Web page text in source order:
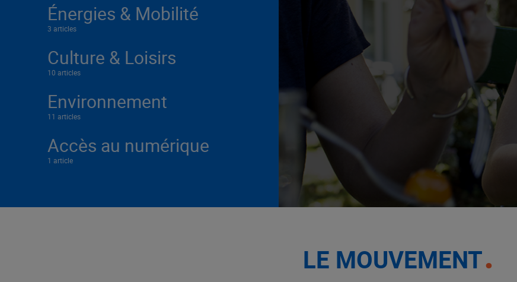
La Grande Rencontre 2024,
Énergies & Mobilité
3 articles
Culture & Loisirs
10 articles
Environnement
11 articles
Accès au numérique
1 article
LE MOUVEMENT